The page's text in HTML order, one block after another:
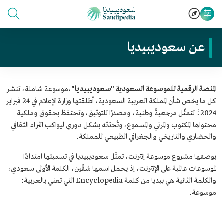
عن سعوديبيديا
المنصة الرقمية للموسوعة السعودية "سعوديبيديا"،موسوعة شاملة، تنشر
كل ما يخص شأن المملكة العربية السعودية، أطلقتها وزارة الإعلام في 24 فبراير
2024؛ لتمثّل مرجعيةً وطنية، ومصدرًا للتوثيق، وتحتفظ بحقوق وملكية
محتواها المكتوب والمرئي والمسموع، وتُحدّثه بشكل دوري ليواكب الثراء الثقافي
والحضاري والتاريخي والجغرافي الطبيعي للمملكة.
بوصفها مشروع موسوعة إنترنت، تمثّل سعوديبيديا في تسميتها امتدادًا
لموسوعات عالمية على الإنترنت، إذ يحمل اسمها شقّين، الكلمة الأولى سعودي،
والكلمة الثانية هي بيديا من كلمة Encyclopedia التي تعني بالعربية:
موسوعة.